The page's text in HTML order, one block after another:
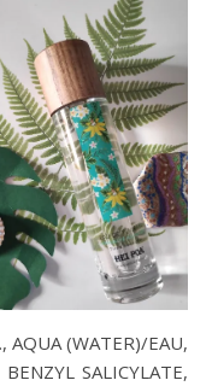
(WATER)/EAU,
SALICYLATE,